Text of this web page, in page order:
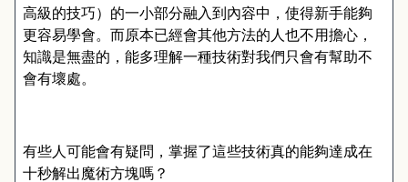
高級的技巧）的一小部分融入到內容中，使得新手能夠
更容易學會。而原本已經會其他方法的人也不用擔心，
知識是無盡的，能多理解一種技術對我們只會有幫助不
會有壞處。
有些人可能會有疑問，掌握了這些技術真的能夠達成在
十秒解出魔術方塊嗎？